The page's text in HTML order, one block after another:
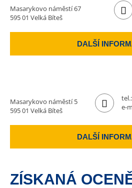
Masarykovo náměstí 67
595 01 Velká Bíteš
DALŠÍ
Masarykovo náměstí 5
595 01 Velká Bíteš
tel.:
e-
DALŠÍ
ZÍSKANÁ